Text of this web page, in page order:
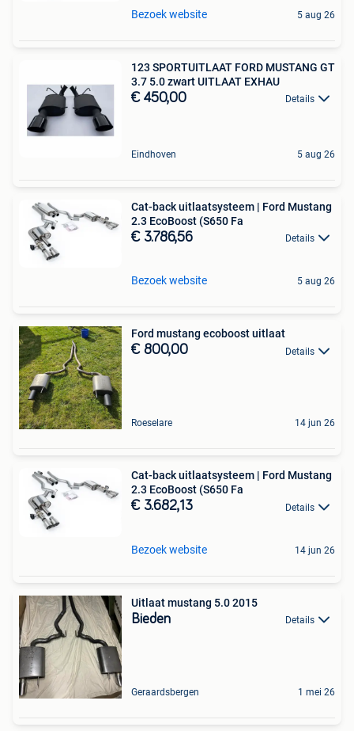
Bezoek website 5 aug 26
123 SPORTUITLAAT FORD MUSTANG GT
3.7 5.0 zwart UITLAAT EXHAU
€ 450,00 Details
Eindhoven 5 aug 26
Cat-back uitlaatsysteem | Ford Mustang
2.3 EcoBoost (S650 Fa
€ 3.786,56 Details
Bezoek website 5 aug 26
Ford mustang ecoboost uitlaat
€ 800,00 Details
Roeselare 14 jun 26
Cat-back uitlaatsysteem | Ford Mustang
2.3 EcoBoost (S650 Fa
€ 3.682,13 Details
Bezoek website 14 jun 26
Uitlaat mustang 5.0 2015
Bieden Details
Geraardsbergen 1 mei 26